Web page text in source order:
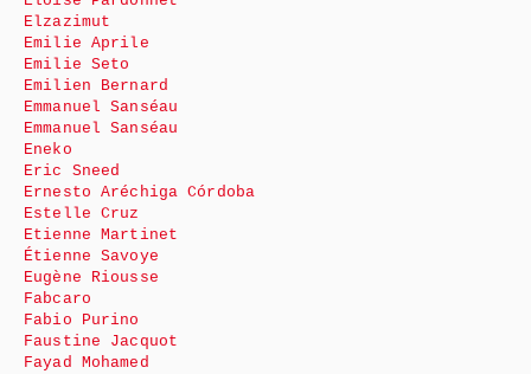
Elzazimut
Emilie Aprile
Emilie Seto
Emilien Bernard
Emmanuel Sanséau
Emmanuel Sanséau
Eneko
Eric Sneed
Ernesto Aréchiga Córdoba
Estelle Cruz
Etienne Martinet
Étienne Savoye
Eugène Riousse
Fabcaro
Fabio Purino
Faustine Jacquot
Fayad Mohamed